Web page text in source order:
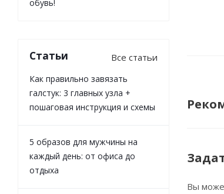
Вы
обувь!
Статьи Все статьи
Как правильно завязать
галстук: 3 главных узла +
пошаговая инструкция и схемы
5 образов для мужчины на
каждый день: от офиса до
отдыха